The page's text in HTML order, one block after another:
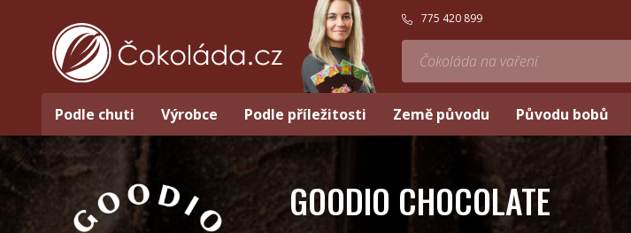
775 420 899
Podle chuti Výrobce Podle příležitosti Země původu Původu bobů
GOODIO CHOCOLATE